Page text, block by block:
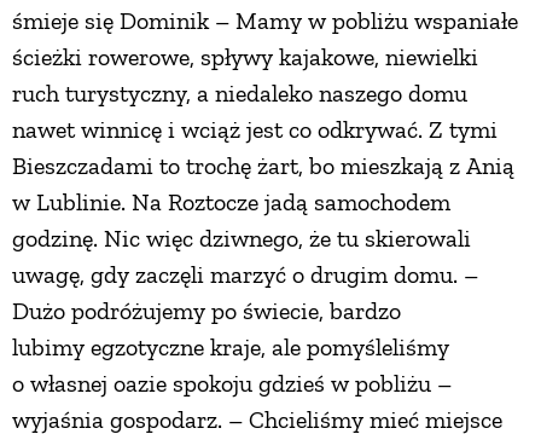
śmieje się Dominik – Mamy w pobliżu wspaniałe
ścieżki rowerowe, spływy kajakowe, niewielki
ruch turystyczny, a niedaleko naszego domu
nawet winnicę i wciąż jest co odkrywać. Z tymi
Bieszczadami to trochę żart, bo mieszkają z Anią
w Lublinie. Na Roztocze jadą samochodem
godzinę. Nic więc dziwnego, że tu skierowali
uwagę, gdy zaczęli marzyć o drugim domu. –
Dużo podróżujemy po świecie, bardzo
lubimy egzotyczne kraje, ale pomyśleliśmy
o własnej oazie spokoju gdzieś w pobliżu –
wyjaśnia gospodarz. – Chcieliśmy mieć miejsce